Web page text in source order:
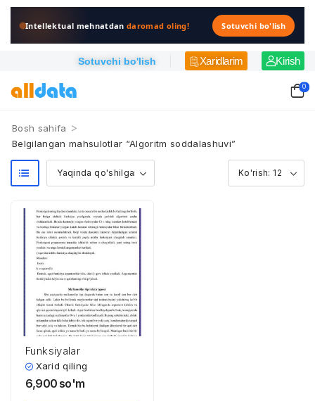
Intellektual mehnatdandaromad oling! Sotuvchi bo'lish
Sotuvchi bo'lish Xaridlarim Kirish
0
Bosh sahifa >
Belgilangan mahsulotlar “Algoritm soddalashuvi”
Funksiyalar
Xarid qiling
6,900 so'm